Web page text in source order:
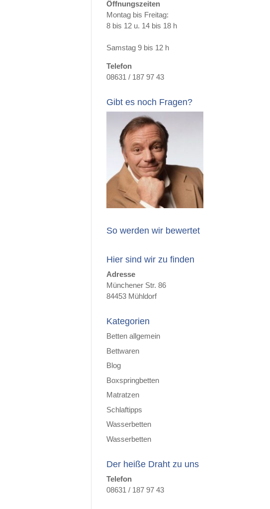
Öffnungszeiten
Montag bis Freitag:
8 bis 12 u. 14 bis 18 h
Samstag 9 bis 12 h
Telefon
08631 / 187 97 43
Gibt es noch Fragen?
So werden wir bewertet
Hier sind wir zu finden
Adresse
Münchener Str. 86
84453 Mühldorf
Kategorien
Betten allgemein
Bettwaren
Blog
Boxspringbetten
Matratzen
Schlaftipps
Wasserbetten
Wasserbetten
Der heiße Draht zu uns
Telefon
08631 / 187 97 43